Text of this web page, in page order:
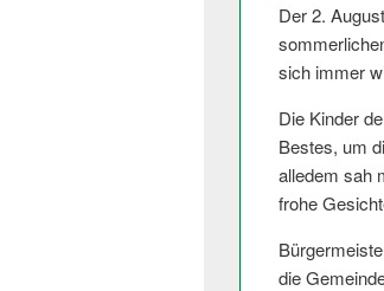
Der 2.
sich immer
Die Kinder
Bestes, um
alledem sah
frohe
die